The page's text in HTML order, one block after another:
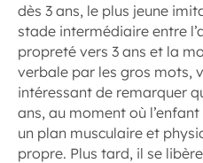
dès 3 ans, le plus jeune
stade intermédiaire entre
propreté vers 3 ans et la
verbale par les gros mots,
intéressant de remarquer
ans, au moment où
un plan musculaire et
propre. Plus tard, il se